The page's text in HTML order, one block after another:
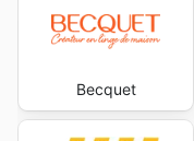
Becquet